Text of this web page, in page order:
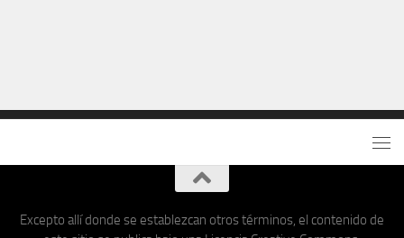
Excepto allí donde se establezcan otros términos, el contenido de